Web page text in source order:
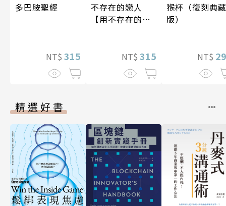
多巴胺聖經
NT$ 315
不存在的戀人
【用不存在的
NT$ 315
猴杯（復刻典藏
版）
NT$
精選好書